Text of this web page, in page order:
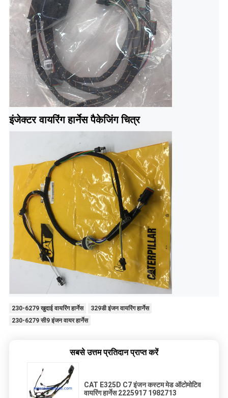
इंजेक्टर वायरिंग हार्नेस पैकेजिंग चित्र
230-6279 खुदाई वायरिंग हार्नेस
329डी इंजन वायरिंग हार्नेस
230-6279 सी9 इंजन वायर हार्नेस
सबसे उत्तम प्रतिदान प्राप्त करें
CAT E325D C7 इंजन कस्टम मेड ऑटोमोटिव
वायरिंग हार्नेस 2225917 1982713